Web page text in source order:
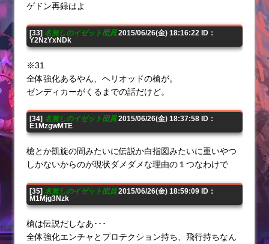
ゲドン再録はよ
[33] 名無しのイゼット団員2015/06/26(金) 18:16:22 ID：
Y2NzYxNDk
※31
全体強化あるやん、ヘリオッドの槍が。
ゼンディカーがくるまでの話だけど。
[34] 名無しのイゼット団員2015/06/26(金) 18:37:58 ID：
E1MzgwMTE
槍とか凱旋の間みたいに伝説か白指図みたいに重いやつ
しかないからのが現状ダメダメな理由の１つなわけで
[35] 名無しのイゼット団員2015/06/26(金) 18:59:09 ID：
M1Mjg3Nzk
槍は伝説だしなあ･･･
全体強化エンチャとプロテクション持ち、飛行持ちなん